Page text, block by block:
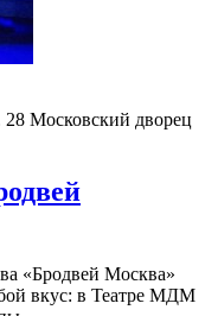
28 Московский дворец
«Бродвей Москва»
вкус: в Театре МДМ